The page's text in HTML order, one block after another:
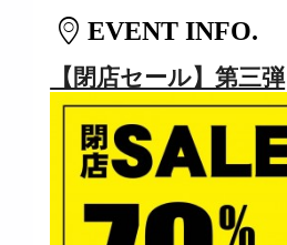
EVENT INFO.
【閉店セール】第三弾